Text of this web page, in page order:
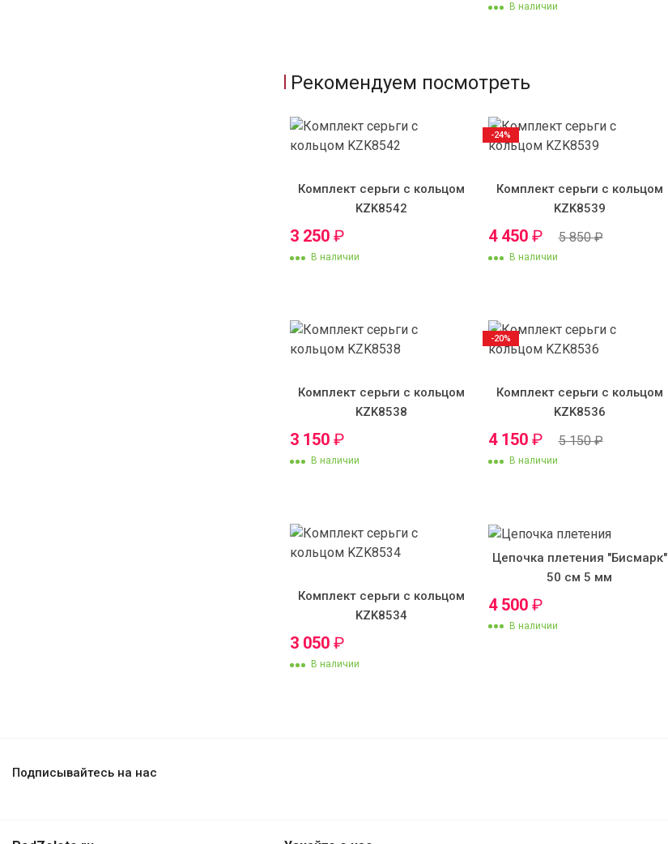
В наличии
Рекомендуем посмотреть
Комплект серьги с кольцом
KZK8542
3 250 ₽
В наличии
Комплект серьги с кольцом
KZK8539
4 450 ₽ 5 850₽
В наличии
-24%
Комплект серьги с кольцом
KZK8538
3 150 ₽
В наличии
Комплект серьги с кольцом
KZK8536
4 150 ₽ 5 150₽
В наличии
-20%
Комплект серьги с кольцом
KZK8534
3 050 ₽
В наличии
Цепочка плетения "Бисмарк"
50 см 5 мм
4 500 ₽
В наличии
Подписывайтесь на нас